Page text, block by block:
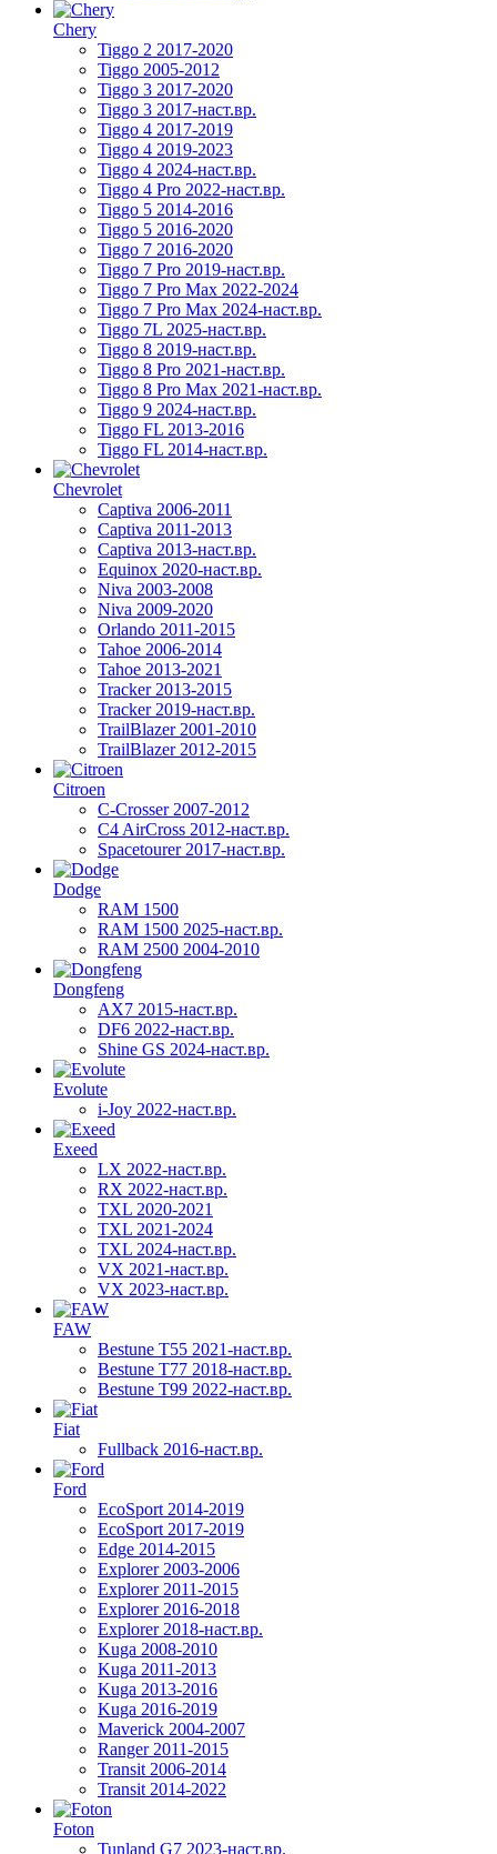
Chery
Tiggo 2 2017-2020
Tiggo 2005-2012
Tiggo 3 2017-2020
Tiggo 3 2017-наст.вр.
Tiggo 4 2017-2019
Tiggo 4 2019-2023
Tiggo 4 2024-наст.вр.
Tiggo 4 Pro 2022-наст.вр.
Tiggo 5 2014-2016
Tiggo 5 2016-2020
Tiggo 7 2016-2020
Tiggo 7 Pro 2019-наст.вр.
Tiggo 7 Pro Max 2022-2024
Tiggo 7 Pro Max 2024-наст.вр.
Tiggo 7L 2025-наст.вр.
Tiggo 8 2019-наст.вр.
Tiggo 8 Pro 2021-наст.вр.
Tiggo 8 Pro Max 2021-наст.вр.
Tiggo 9 2024-наст.вр.
Tiggo FL 2013-2016
Tiggo FL 2014-наст.вр.
Chevrolet
Captiva 2006-2011
Captiva 2011-2013
Captiva 2013-наст.вр.
Equinox 2020-наст.вр.
Niva 2003-2008
Niva 2009-2020
Orlando 2011-2015
Tahoe 2006-2014
Tahoe 2013-2021
Tracker 2013-2015
Tracker 2019-наст.вр.
TrailBlazer 2001-2010
TrailBlazer 2012-2015
Citroen
C-Crosser 2007-2012
C4 AirCross 2012-наст.вр.
Spacetourer 2017-наст.вр.
Dodge
RAM 1500
RAM 1500 2025-наст.вр.
RAM 2500 2004-2010
Dongfeng
AX7 2015-наст.вр.
DF6 2022-наст.вр.
Shine GS 2024-наст.вр.
Evolute
i-Joy 2022-наст.вр.
Exeed
LX 2022-наст.вр.
RX 2022-наст.вр.
TXL 2020-2021
TXL 2021-2024
TXL 2024-наст.вр.
VX 2021-наст.вр.
VX 2023-наст.вр.
FAW
Bestune T55 2021-наст.вр.
Bestune T77 2018-наст.вр.
Bestune T99 2022-наст.вр.
Fiat
Fullback 2016-наст.вр.
Ford
EcoSport 2014-2019
EcoSport 2017-2019
Edge 2014-2015
Explorer 2003-2006
Explorer 2011-2015
Explorer 2016-2018
Explorer 2018-наст.вр.
Kuga 2008-2010
Kuga 2011-2013
Kuga 2013-2016
Kuga 2016-2019
Maverick 2004-2007
Ranger 2011-2015
Transit 2006-2014
Transit 2014-2022
Foton
Tunland G7 2023-наст.вр.